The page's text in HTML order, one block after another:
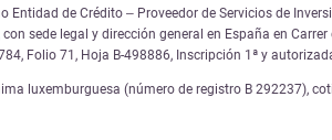
de Crédito – Proveedor de Servicios de
sede legal y dirección general en España en
Folio 71, Hoja B-498886, Inscripción 1ª y
luxemburguesa (número de registro B 292237),